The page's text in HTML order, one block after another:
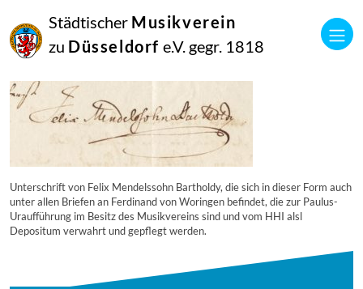
Städtischer Musikverein
zu Düsseldorf e.V. gegr. 1818
Februar
2018
Netkotec
Unterschrift von Felix Mendelssohn Bartholdy, die sich in dieser Form auch
unter allen Briefen an Ferdinand von Woringen befindet, die zur Paulus-
Uraufführung im Besitz des Musikvereins sind und vom HHI alsl
Depositum verwahrt und gepflegt werden.